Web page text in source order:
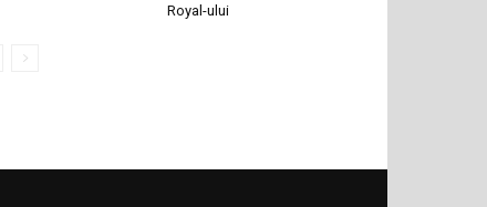
Royal-ului